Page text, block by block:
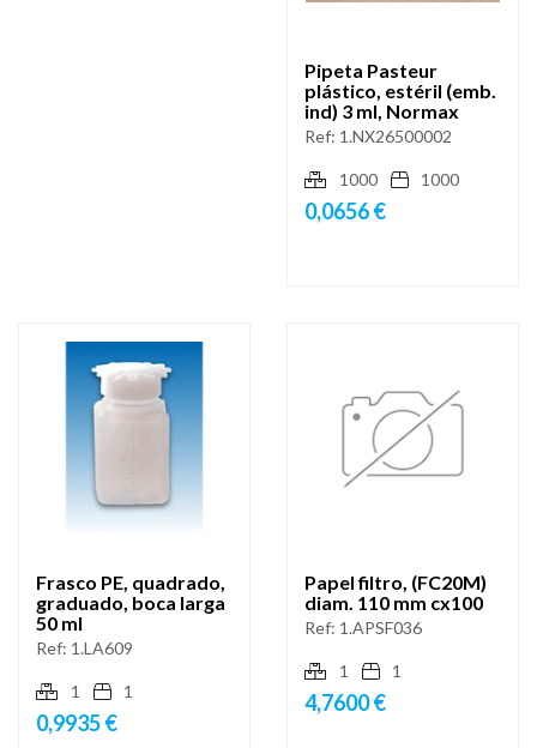
Pipeta Pasteur
plástico, estéril (emb.
ind) 3 ml, Normax
Ref: 1.NX26500002
1000 1000
0,0656 €
Frasco PE, quadrado,
graduado, boca larga
50 ml
Ref: 1.LA609
1 1
0,9935 €
Papel filtro, (FC20M)
diam. 110 mm cx100
Ref: 1.APSF036
1 1
4,7600 €